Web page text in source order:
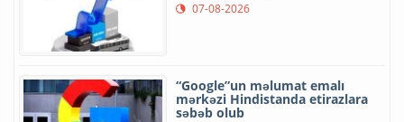
07-08-2026
“Google”un məlumat emalı
mərkəzi Hindistanda etirazlara
səbəb olub